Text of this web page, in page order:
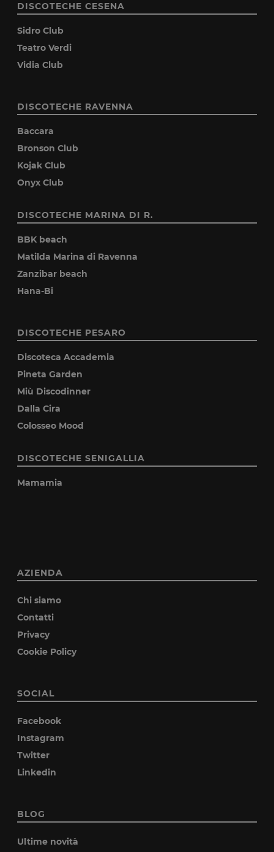
DISCOTECHE CESENA
Sidro Club
Teatro Verdi
Vidia Club
DISCOTECHE RAVENNA
Baccara
Bronson Club
Kojak Club
Onyx Club
DISCOTECHE MARINA DI R.
BBK beach
Matilda Marina di Ravenna
Zanzibar beach
Hana-Bi
DISCOTECHE PESARO
Discoteca Accademia
Pineta Garden
Miù Discodinner
Dalla Cira
Colosseo Mood
DISCOTECHE SENIGALLIA
Mamamia
AZIENDA
Chi siamo
Contatti
Privacy
Cookie Policy
SOCIAL
Facebook
Instagram
Twitter
Linkedin
BLOG
Ultime novità